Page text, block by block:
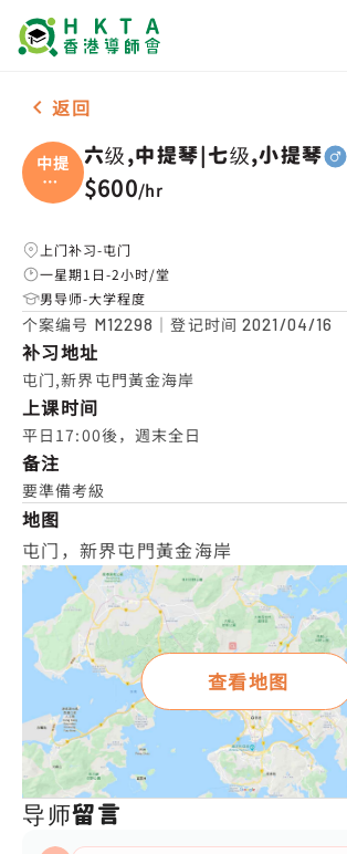
男-1名 六级,中提琴|七级,小提琴，屯
返回
中提
琴|
七
六级,中提琴|七级,小提琴
$600/hr
上门补习-屯门
一星期1日-2小时/堂
男导师-大学程度
个案编号 M12298 ｜登记时间2021/04/16
补习地址
屯门,新界屯門黃金海岸
上课时间
平日17:00後，週末全日
备注
要準備考級
地图
屯门，新界屯門黃金海岸
查看地图
导师留言